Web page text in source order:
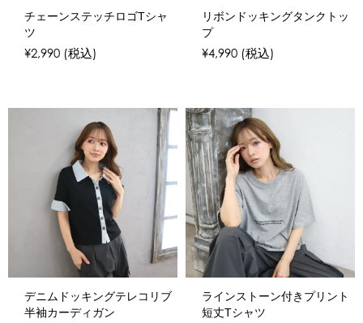
チェーンステッチロゴTシャ
ツ
¥2,990 (税込)
リボンドッキングタンクトッ
プ
¥4,990 (税込)
デニムドッキングテレコリブ
半袖カーディガン
ラインストーン付きプリント
短丈Tシャツ